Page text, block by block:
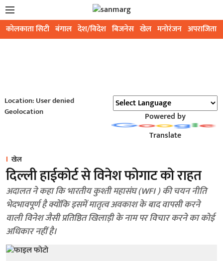
कोलकाता सिटी बंगाल देश/विदेश बिजनेस खेल मनोरंजन अपराजिता
Location: User denied
Geolocation
Powered by
Translate
खेल
दिल्ली हाईकोर्ट से विनेश फोगाट को राहत
अदालत ने कहा कि भारतीय कुश्ती महासंघ (WFI ) की चयन नीति
भेदभावपूर्ण है क्योंकि इसमें मातृत्व अवकाश के बाद वापसी करने
वाली विनेश जैसी प्रतिष्ठित खिलाड़ी के नाम पर विचार करने का कोई
अधिकार नहीं है।